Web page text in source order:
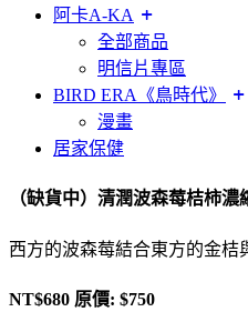
阿卡A-KA
全部商品
明信片專區
BIRD ERA《鳥時代》
漫畫
居家保健
（缺貨中）清潤波森莓桔柿濃
西方的波森莓結合東方的金桔
NT$680 原價: $750